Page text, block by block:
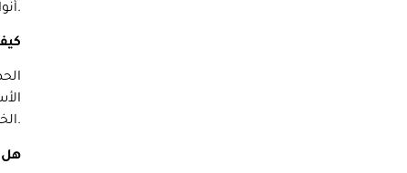
أنواع الحركات، كبيرة كانت أم صغيرة. نحن مجهزون أيضًا بأحدث الأدوات والمعدات لجعل عملية النقل سلسة وفعالة قدر الإمكان.
الخدمات والتكاليف المتضمنة.
هل